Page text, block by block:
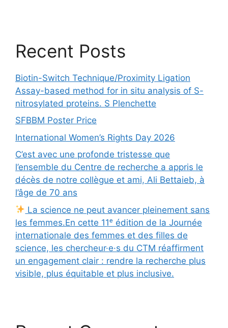
Recent Posts
Biotin-Switch Technique/Proximity Ligation
Assay-based method for in situ analysis of S-
nitrosylated proteins. S Plenchette
SFBBM Poster Price
International Women’s Rights Day 2026
C’est avec une profonde tristesse que
l’ensemble du Centre de recherche a appris le
décès de notre collègue et ami, Ali Bettaieb, à
l’âge de 70 ans
La science ne peut avancer pleinement sans
les femmes.En cette 11ᵉ édition de la Journée
internationale des femmes et des filles de
science, les chercheur·e·s du CTM réaffirment
un engagement clair : rendre la recherche plus
visible, plus équitable et plus inclusive.